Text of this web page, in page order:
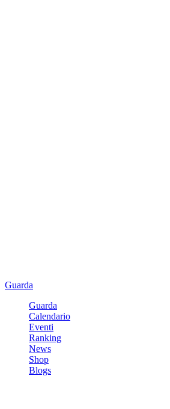
Guarda
Guarda
Calendario
Eventi
Ranking
News
Shop
Blogs